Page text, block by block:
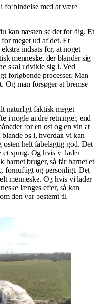
i forbindelse med at være
kan næsten se det for dig. Et
meget ud af det. Et
indsats for, at noget
menneske, der blander sig
skal udvikle sig i. Ved
forløbende processer. Man
Og man forsøger at bremse
naturligt faktisk meget
i nogle andre retninger, end
for en ost og en vin at
os i, hvordan vi kan
helt fabelagtig god. Det
et sprog. Og hvis vi lader
bruger, så får barnet et
fornuftigt og personligt. Det
menneske. Og hvis vi lader
længes efter, så kan
den var bestemt til